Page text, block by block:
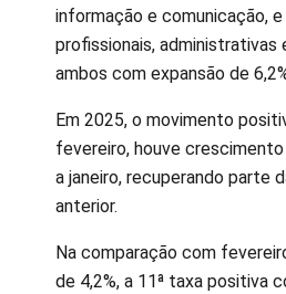
informação e comunicação,
profissionais, administrativas
ambos com expansão de
Em 2025, o movimento
fevereiro, houve
a janeiro, recuperando parte
anterior.
Na comparação com
de 4,2%, a 11ª taxa positiva